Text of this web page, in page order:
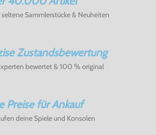
seltene Sammlerstücke & Neuheiten
Zustandsbewertung
bewertet & 100 % original
Preise für Ankauf
deine Spiele und Konsolen